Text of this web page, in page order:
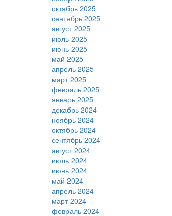
октябрь 2025
сентябрь 2025
август 2025
июль 2025
июнь 2025
май 2025
апрель 2025
март 2025
февраль 2025
январь 2025
декабрь 2024
ноябрь 2024
октябрь 2024
сентябрь 2024
август 2024
июль 2024
июнь 2024
май 2024
апрель 2024
март 2024
февраль 2024